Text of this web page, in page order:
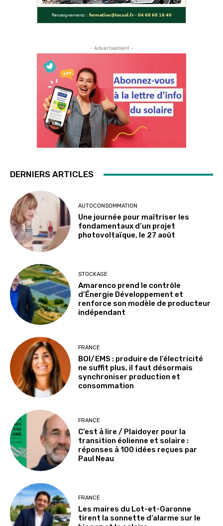
- Advertisement -
DERNIERS ARTICLES
AUTOCONSOMMATION
Une journée pour maîtriser les
fondamentaux d’un projet
photovoltaïque, le 27 août
STOCKAGE
Amarenco prend le contrôle
d’Énergie Développement et
renforce son modèle de producteur
indépendant
FRANCE
BOI/EMS : produire de l’électricité
ne suffit plus, il faut désormais
synchroniser production et
consommation
FRANCE
C’est à lire / Plaidoyer pour la
transition éolienne et solaire :
réponses à 100 idées reçues par
Paul Neau
FRANCE
Les maires du Lot-et-Garonne
tirent la sonnette d’alarme sur le